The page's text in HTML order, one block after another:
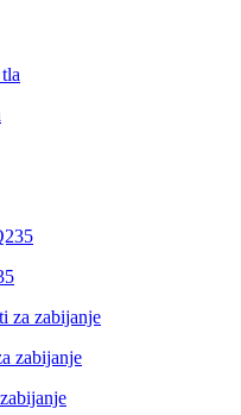
zabijanje